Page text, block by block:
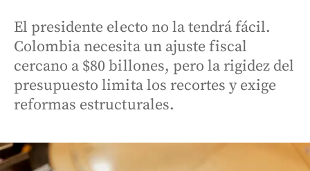
El presidente electo no la tendrá fácil.
Colombia necesita un ajuste fiscal
cercano a $80 billones, pero la rigidez del
presupuesto limita los recortes y exige
reformas estructurales.